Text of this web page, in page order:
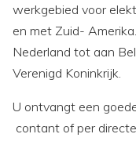
werkgebied voor
en met Zuid-
Nederland tot aan
Verenigd Koninkrijk.
U ontvangt een
contant of per